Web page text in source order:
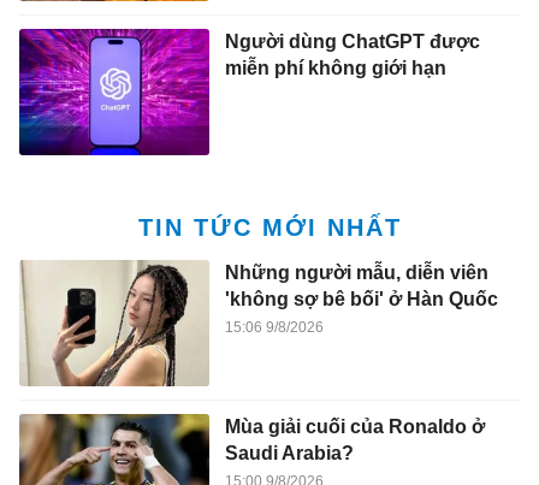
Người dùng ChatGPT được
miễn phí không giới hạn
TIN TỨC MỚI NHẤT
Những người mẫu, diễn viên
'không sợ bê bối' ở Hàn Quốc
15:06 9/8/2026
Mùa giải cuối của Ronaldo ở
Saudi Arabia?
15:00 9/8/2026